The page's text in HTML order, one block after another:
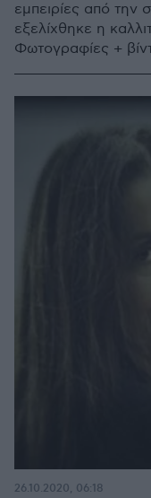
εμπειρίες από την
εξελίχθηκε η
Φωτογραφίες +
26.10.2020, 06:18